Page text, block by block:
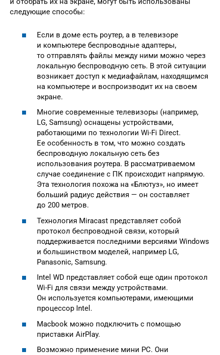
следующие способы:
Если в доме есть роутер, а в телевизоре
и компьютере беспроводные адаптеры,
то отправлять файлы между ними можно через
локальную беспроводную сеть. В этой ситуации
возникает доступ к медиафайлам, находящимся
на компьютере и воспроизводит их на своем
экране.
Многие современные телевизоры (например,
LG, Samsung) оснащены устройствами,
работающими по технологии Wi-Fi Direct.
Ее особенность в том, что можно создать
беспроводную локальную сеть без
использования роутера. В рассматриваемом
случае соединение с ПК происходит напрямую.
Эта технология похожа на «Блютуз», но имеет
больший радиус действия — он составляет
до 200 метров.
Технология Miracast представляет собой
протокол беспроводной связи, который
поддерживается последними версиями Windows
и большинством моделей, например LG,
Panasonic, Samsung.
Intel WD представляет собой еще один протокол
Wi-Fi для связи между устройствами.
Он используется компьютерами, имеющими
процессор Intel.
Macbook можно подключить с помощью
приставки AirPlay.
Возможно применение мини PC. Они